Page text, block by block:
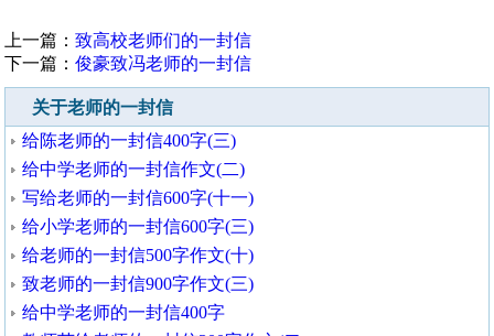
上一篇：致高校老师们的一封信
下一篇：俊豪致冯老师的一封信
关于老师的一封信
给陈老师的一封信400字(三)
给中学老师的一封信作文(二)
写给老师的一封信600字(十一)
给小学老师的一封信600字(三)
给老师的一封信500字作文(十)
致老师的一封信900字作文(三)
给中学老师的一封信400字